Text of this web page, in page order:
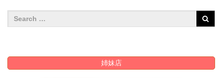
姉妹店